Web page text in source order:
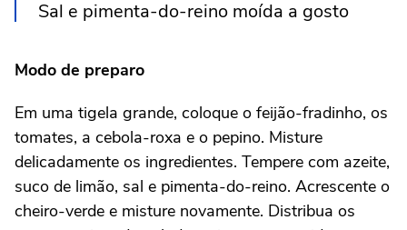
Sal e pimenta-do-reino moída a gosto
Modo de preparo
Em uma tigela grande, coloque o feijão-fradinho, os
tomates, a cebola-roxa e o pepino. Misture
delicadamente os ingredientes. Tempere com azeite,
suco de limão, sal e pimenta-do-reino. Acrescente o
cheiro-verde e misture novamente. Distribua os